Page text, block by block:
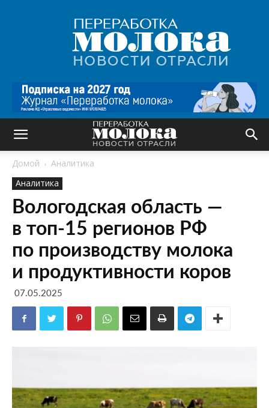
Переработка
молока
|
Новости
Домой
Аналитика
Аналитика
Вологодская область —
в топ-15 регионов РФ
по производству молока
и продуктивности коров
07.05.2025